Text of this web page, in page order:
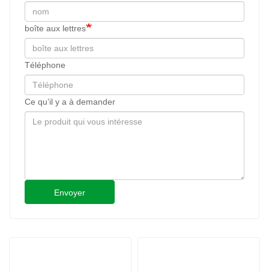
boîte aux lettres
Téléphone
Ce qu’il y a à demander
Envoyer